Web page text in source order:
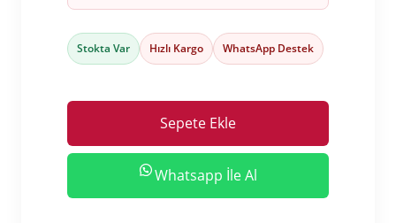
Stokta Var Hızlı Kargo WhatsApp Destek
Sepete Ekle
Whatsapp İle Al